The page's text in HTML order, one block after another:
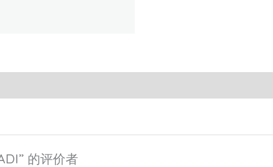
的评价者